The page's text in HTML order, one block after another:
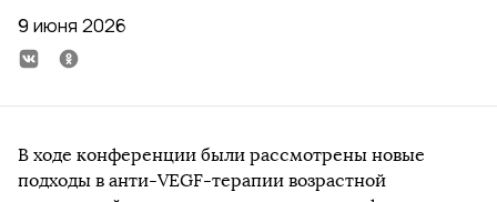
9 июня 2026
В ходе конференции были рассмотрены новые
подходы в анти-VEGF-терапии возрастной